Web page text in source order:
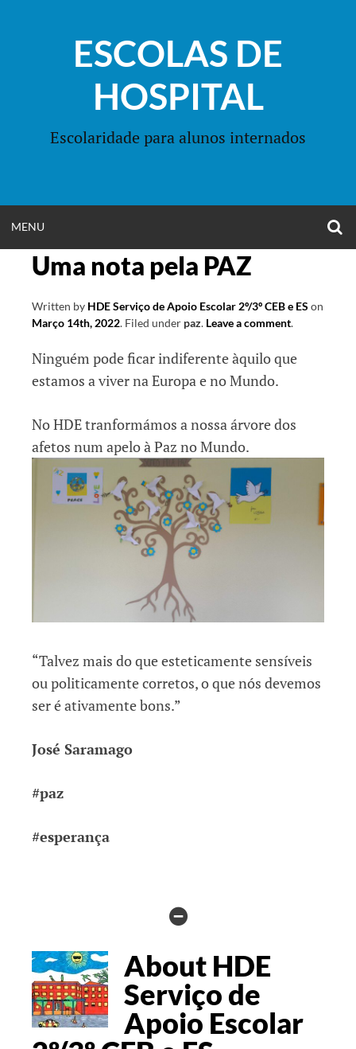
ESCOLAS DE
HOSPITAL
Escolaridade para alunos internados
MENU
MENU
Uma nota pela PAZ
Written by HDE Serviço de Apoio Escolar 2º/3º CEB e ES on
Março 14th, 2022. Filed under paz. Leave a comment.
Ninguém pode ficar indiferente àquilo que
estamos a viver na Europa e no Mundo.
No HDE tranformámos a nossa árvore dos
afetos num apelo à Paz no Mundo.
“Talvez mais do que esteticamente sensíveis
ou politicamente corretos, o que nós devemos
ser é ativamente bons.”
José Saramago
#paz
#esperança
AUTHOR
BIO
About HDE
Serviço de
Apoio Escolar